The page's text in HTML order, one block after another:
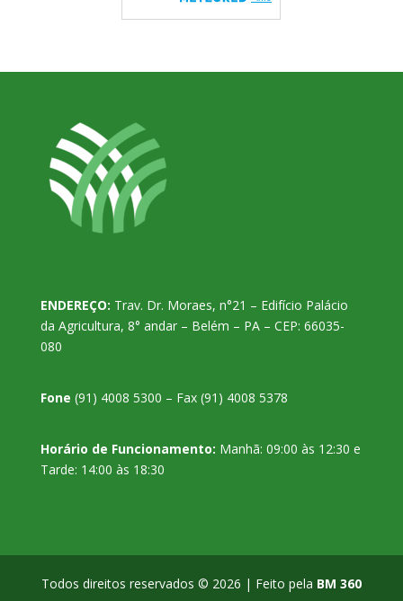
ENDEREÇO: Trav. Dr. Moraes, n°21 – Edifício Palácio
da Agricultura, 8° andar – Belém – PA – CEP: 66035-
080
Fone (91) 4008 5300 – Fax (91) 4008 5378
Horário de Funcionamento: Manhã: 09:00 às 12:30 e
Tarde: 14:00 às 18:30
Todos direitos reservados © 2026 | Feito pela BM 360